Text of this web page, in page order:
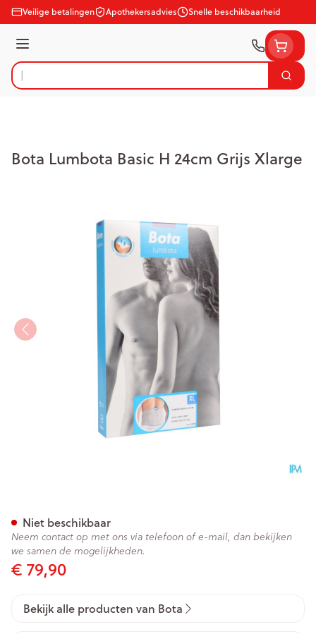
Ga naar de inhoud
Veilige betalingen Apothekersadvies Snelle beschikbaarheid
Menu
Product, merk, categorie... Zoek
Bota Lumbota Basic H 24cm Grijs Xlarge
€ 79,90
Niet beschikbaar
Neem contact op met ons via telefoon of e-mail, dan bekijken
we samen de mogelijkheden.
Bekijk alle producten van Bota